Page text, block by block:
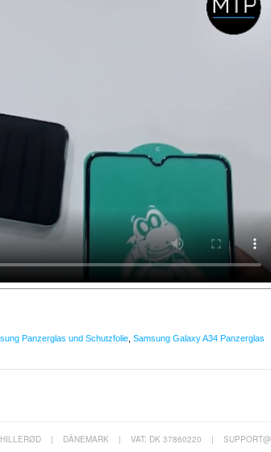
Panzerglas und Schutzfolie Samsung Galaxy A34 Panzerglas
| DÄNEMARK | VAT: DK 37860220 |